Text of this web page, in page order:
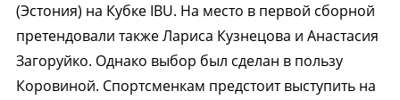
(Эстония) на Кубке IBU. На место в первой сборной
претендовали также Лариса Кузнецова и Анастасия
Загоруйко. Однако выбор был сделан в пользу
Коровиной. Спортсменкам предстоит выступить на